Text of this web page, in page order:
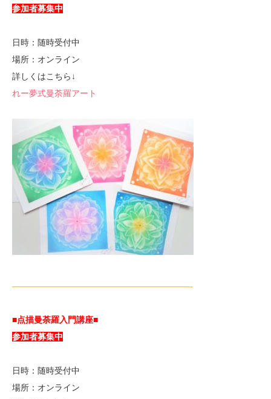
参加者募集中
日時：随時受付中
場所：オンライン
詳しくはこちら↓
れー夢式曼荼羅アート
—————————————————————-
■点描曼荼羅入門講座■
参加者募集中
日時：随時受付中
場所：オンライン